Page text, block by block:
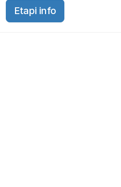
Etapi info